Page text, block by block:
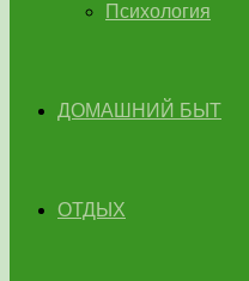
Психология
ДОМАШНИЙ БЫТ
ОТДЫХ